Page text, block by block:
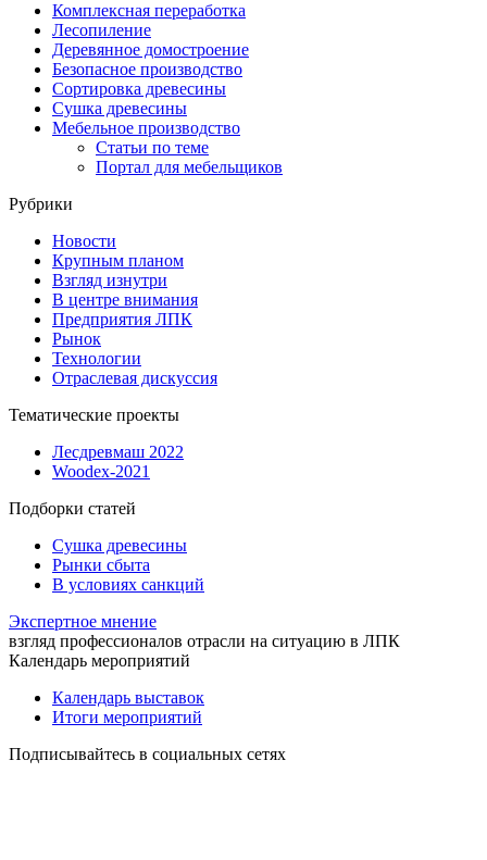
Комплексная переработка
Лесопиление
Деревянное домостроение
Безопасное производство
Сортировка древесины
Сушка древесины
Мебельное производство
Статьи по теме
Портал для мебельщиков
Рубрики
Новости
Крупным планом
Взгляд изнутри
В центре внимания
Предприятия ЛПК
Рынок
Технологии
Отраслевая дискуссия
Тематические проекты
Лесдревмаш 2022
Woodex-2021
Подборки статей
Сушка древесины
Рынки сбыта
В условиях санкций
Экспертное мнение
взгляд профессионалов отрасли на ситуацию в ЛПК
Календарь мероприятий
Календарь выставок
Итоги мероприятий
Подписывайтесь в социальных сетях